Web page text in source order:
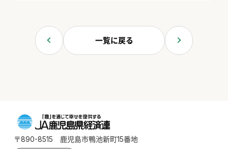
一覧に戻る
〒890-8515 鹿児島市鴨池新町15番地